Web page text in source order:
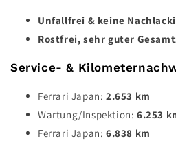
Unfallfrei & keine
Rostfrei, sehr guter
Service- &
Ferrari Japan: 2.653 km
Wartung/Inspektion: 6.253
Ferrari Japan: 6.838 km